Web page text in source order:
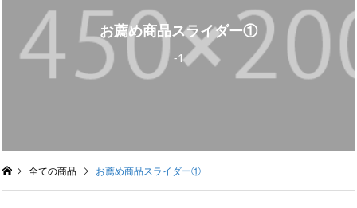
お薦め商品スライダー①
-1
全ての商品 お薦め商品スライダー①